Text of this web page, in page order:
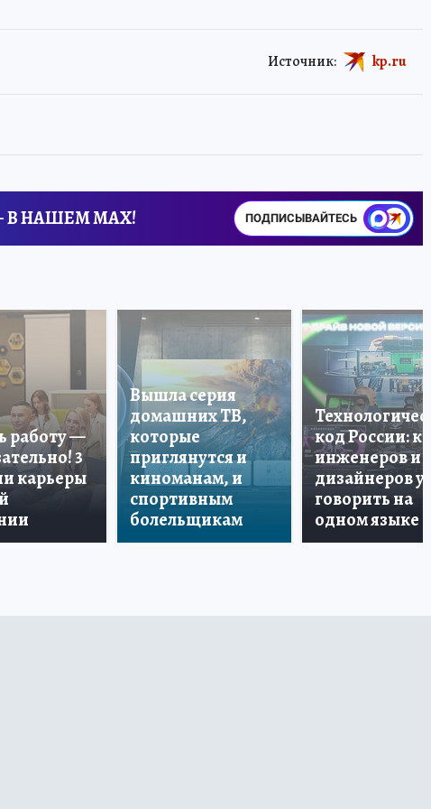
Источник: kp.ru
В НАШЕМ MAX! ПОДПИСЫВАЙТЕСЬ
работу —
3
карьеры
Вышла серия
домашних ТВ,
которые
приглянутся и
киноманам, и
спортивным
болельщикам
код России: как
инженеров и
дизайнеров
говорить на
одном языке